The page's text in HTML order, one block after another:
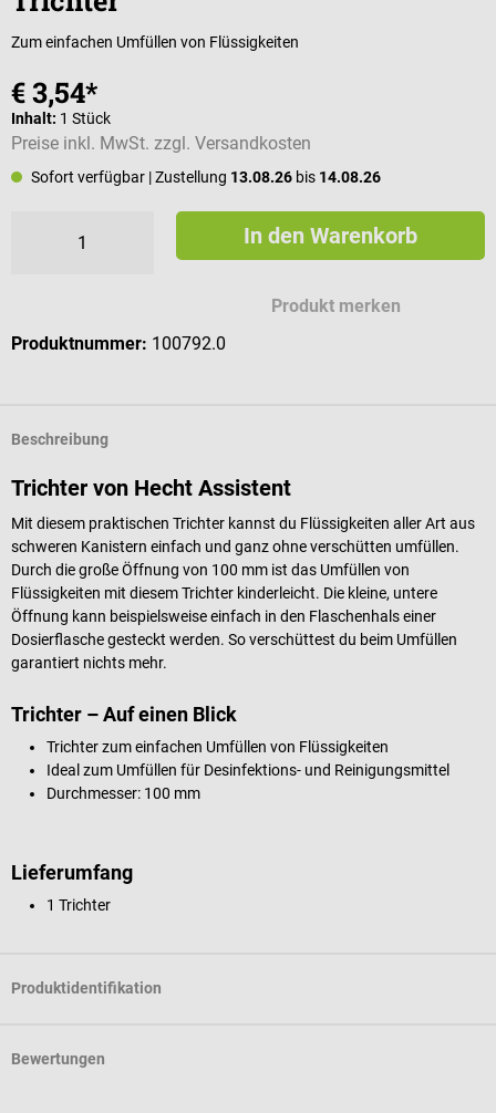
Zum einfachen Umfüllen von Flüssigkeiten
€ 3,54*
Inhalt: 1 Stück
Preise inkl. MwSt. zzgl. Versandkosten
Sofort verfügbar | Zustellung 13.08.26 bis 14.08.26
In den Warenkorb
Produkt merken
Produktnummer: 100792.0
Beschreibung
Trichter von Hecht Assistent
Mit diesem praktischen Trichter kannst du Flüssigkeiten aller Art aus
schweren Kanistern einfach und ganz ohne verschütten umfüllen.
Durch die große Öffnung von 100 mm ist das Umfüllen von
Flüssigkeiten mit diesem Trichter kinderleicht. Die kleine, untere
Öffnung kann beispielsweise einfach in den Flaschenhals einer
Dosierflasche gesteckt werden. So verschüttest du beim Umfüllen
garantiert nichts mehr.
Trichter – Auf einen Blick
Trichter zum einfachen Umfüllen von Flüssigkeiten
Ideal zum Umfüllen für Desinfektions- und Reinigungsmittel
Durchmesser: 100 mm
Lieferumfang
1 Trichter
Produktidentifikation
Bewertungen